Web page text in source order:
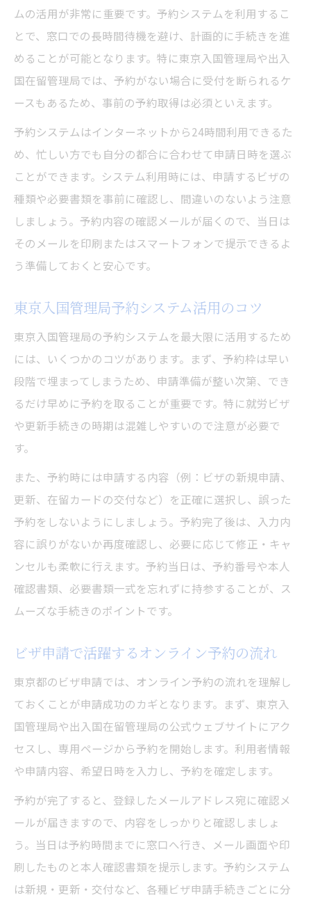
ムの活用が非常に重要です。予約システムを利用するこ
とで、窓口での長時間待機を避け、計画的に手続きを進
めることが可能となります。特に東京入国管理局や出入
国在留管理局では、予約がない場合に受付を断られるケ
ースもあるため、事前の予約取得は必須といえます。
予約システムはインターネットから24時間利用できるた
め、忙しい方でも自分の都合に合わせて申請日時を選ぶ
ことができます。システム利用時には、申請するビザの
種類や必要書類を事前に確認し、間違いのないよう注意
しましょう。予約内容の確認メールが届くので、当日は
そのメールを印刷またはスマートフォンで提示できるよ
う準備しておくと安心です。
東京入国管理局予約システム活用のコツ
東京入国管理局の予約システムを最大限に活用するため
には、いくつかのコツがあります。まず、予約枠は早い
段階で埋まってしまうため、申請準備が整い次第、でき
るだけ早めに予約を取ることが重要です。特に就労ビザ
や更新手続きの時期は混雑しやすいので注意が必要で
す。
また、予約時には申請する内容（例：ビザの新規申請、
更新、在留カードの交付など）を正確に選択し、誤った
予約をしないようにしましょう。予約完了後は、入力内
容に誤りがないか再度確認し、必要に応じて修正・キャ
ンセルも柔軟に行えます。予約当日は、予約番号や本人
確認書類、必要書類一式を忘れずに持参することが、ス
ムーズな手続きのポイントです。
ビザ申請で活躍するオンライン予約の流れ
東京都のビザ申請では、オンライン予約の流れを理解し
ておくことが申請成功のカギとなります。まず、東京入
国管理局や出入国在留管理局の公式ウェブサイトにアク
セスし、専用ページから予約を開始します。利用者情報
や申請内容、希望日時を入力し、予約を確定します。
予約が完了すると、登録したメールアドレス宛に確認メ
ールが届きますので、内容をしっかりと確認しましょ
う。当日は予約時間までに窓口へ行き、メール画面や印
刷したものと本人確認書類を提示します。予約システム
は新規・更新・交付など、各種ビザ申請手続きごとに分